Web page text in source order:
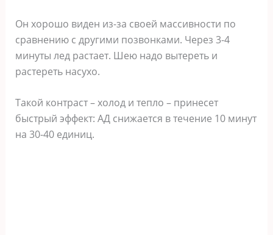
Он хорошо виден из-за своей массивности по
сравнению с другими позвонками. Через 3-4
минуты лед растает. Шею надо вытереть и
растереть насухо.
Такой контраст – холод и тепло – принесет
быстрый эффект: АД снижается в течение 10 минут
на 30-40 единиц.